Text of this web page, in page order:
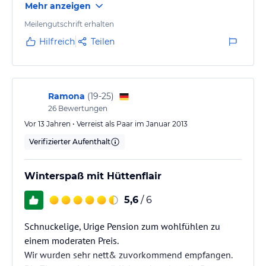
Mehr anzeigen
Meilengutschrift erhalten
Hilfreich Teilen
Ramona (19-25)
26 Bewertungen
Vor 13 Jahren • Verreist als Paar im Januar 2013
Verifizierter Aufenthalt
Winterspaß mit Hüttenflair
5,6 / 6
Schnuckelige, Urige Pension zum wohlfühlen zu
einem moderaten Preis.
Wir wurden sehr nett& zuvorkommend empfangen.